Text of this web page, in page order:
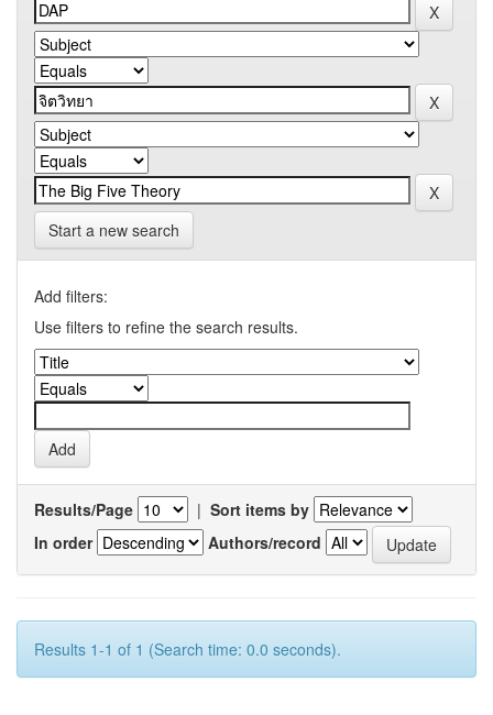
Start a new search
Add filters:
Use filters to refine the search results.
Results/Page | Sort items by
In order
Authors/record
Results 1-1 of 1 (Search time: 0.0 seconds).